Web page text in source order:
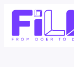
Saltar
contenido